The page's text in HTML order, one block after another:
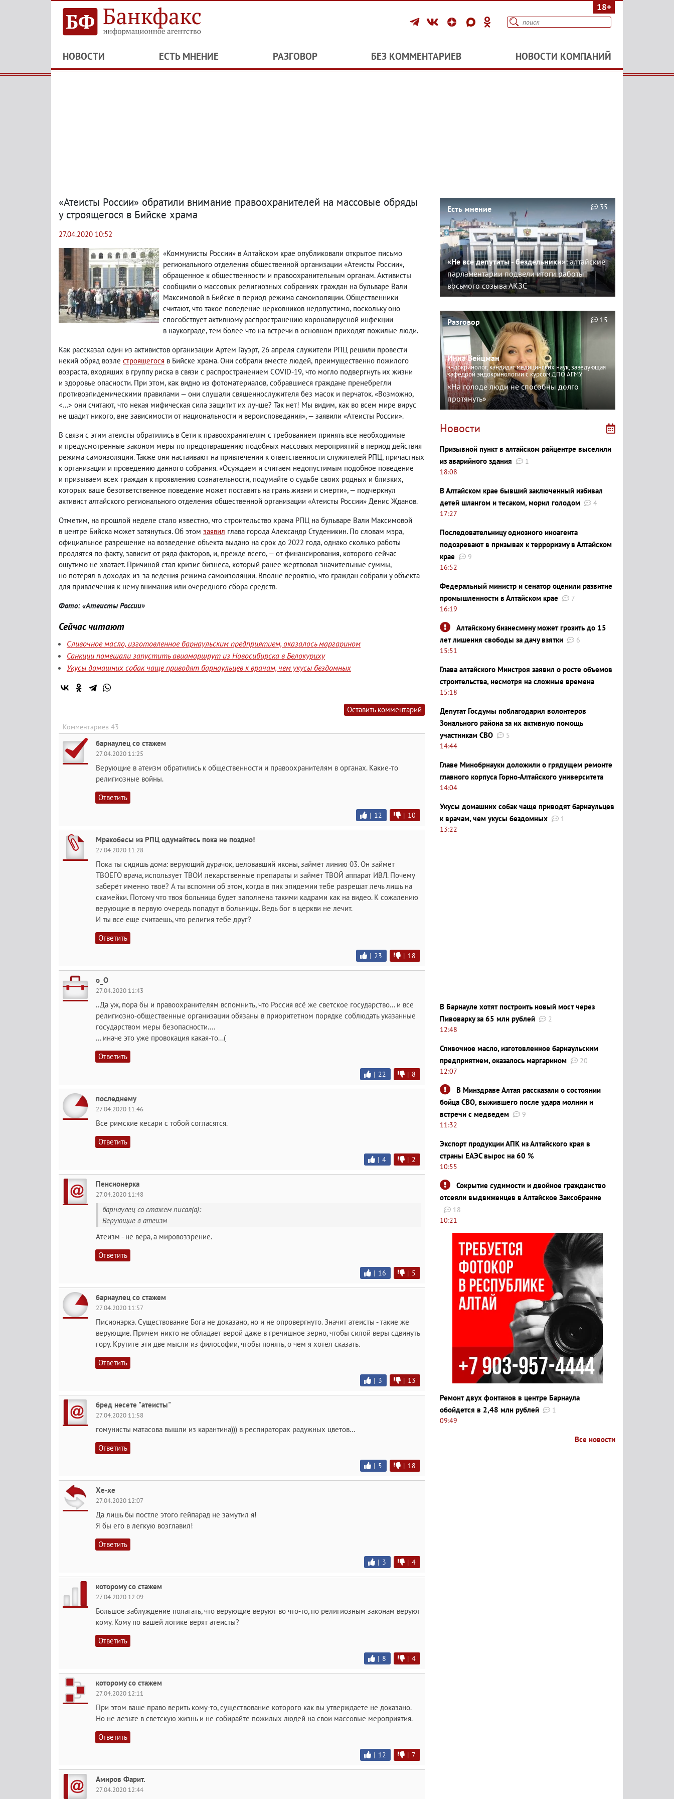
18+
НОВОСТИ ЕСТЬ МНЕНИЕ РАЗГОВОР БЕЗ КОММЕНТАРИЕВ НОВОСТИ КОМПАНИЙ
«Атеисты России» обратили внимание правоохранителей на массовые обряды
у строящегося в Бийске храма
27.04.2020 10:52
«Коммунисты России» в Алтайском крае опубликовали открытое письмо
регионального отделения общественной организации «Атеисты России»,
обращенное к общественности и правоохранительным органам. Активисты
сообщили о массовых религиозных собраниях граждан на бульваре Вали
Максимовой в Бийске в период режима самоизоляции. Общественники
считают, что такое поведение церковников недопустимо, поскольку оно
способствует активному распространению коронавирусной инфекции
в наукограде, тем более что на встречи в основном приходят пожилые люди.
Как рассказал один из активистов организации Артем Гауэрт, 26 апреля служители РПЦ решили провести
некий обряд возле строящегося в Бийске храма. Они собрали вместе людей, преимущественно пожилого
возраста, входящих в группу риска в связи с распространением COVID-19, что могло подвергнуть их жизни
и здоровье опасности. При этом, как видно из фотоматериалов, собравшиеся граждане пренебрегли
противоэпидемическими правилами — они слушали священнослужителя без масок и перчаток. «Возможно,
<…> они считают, что некая мифическая сила защитит их лучше? Так нет! Мы видим, как во всем мире вирус
не щадит никого, вне зависимости от национальности и вероисповедания», — заявили «Атеисты России».
В связи с этим атеисты обратились в Сети к правоохранителям с требованием принять все необходимые
и предусмотренные законом меры по предотвращению подобных массовых мероприятий в период действия
режима самоизоляции. Также они настаивают на привлечении к ответственности служителей РПЦ, причастных
к организации и проведению данного собрания. «Осуждаем и считаем недопустимым подобное поведение
и призываем всех граждан к проявлению сознательности, подумайте о судьбе своих родных и близких,
которых ваше безответственное поведение может поставить на грань жизни и смерти», — подчеркнул
активист алтайского регионального отделения общественной организации «Атеисты России» Денис Жданов.
Отметим, на прошлой неделе стало известно, что строительство храма РПЦ на бульваре Вали Максимовой
в центре Бийска может затянуться. Об этом заявил глава города Александр Студеникин. По словам мэра,
официальное разрешение на возведение объекта выдано на срок до 2022 года, однако сколько работы
продлятся по факту, зависит от ряда факторов, и, прежде всего, — от финансирования, которого сейчас
ощутимо не хватает. Причиной стал кризис бизнеса, который ранее жертвовал значительные суммы,
но потерял в доходах из-за ведения режима самоизоляции. Вполне вероятно, что граждан собрали у объекта
для привлечения к нему внимания или очередного сбора средств.
Фото: «Атеисты России»
Сейчас читают
Сливочное масло, изготовленное барнаульским предприятием, оказалось маргарином
Санкции помешали запустить авиамаршрут из Новосибирска в Белокуриху
Укусы домашних собак чаще приводят барнаульцев к врачам, чем укусы бездомных
Оставить комментарий
Комментариев 43
барнаулец со стажем
27.04.2020 11:25
Верующие в атеизм обратились к общественности и правоохранителям в органах. Какие-то
религиозные войны.
Ответить
| 12 | 10
Мракобесы из РПЦ одумайтесь пока не поздно!
27.04.2020 11:28
Пока ты сидишь дома: верующий дурачок, целовавший иконы, займёт линию 03. Он займет
ТВОЕГО врача, использует ТВОИ лекарственные препараты и займёт ТВОЙ аппарат ИВЛ. Почему
заберёт именно твоё? А ты вспомни об этом, когда в пик эпидемии тебе разрешат лечь лишь на
скамейки. Потому что твоя больница будет заполнена такими кадрами как на видео. К сожалению
верующие в первую очередь попадут в больницы. Ведь бог в церкви не лечит.
И ты все еще считаешь, что религия тебе друг?
Ответить
| 23 | 18
о_О
27.04.2020 11:43
..Да уж, пора бы и правоохранителям вспомнить, что Россия всё же светское государство... и все
религиозно-общественные организации обязаны в приоритетном порядке соблюдать указанные
государством меры безопасности....
... иначе это уже провокация какая-то...(
Ответить
| 22 | 8
последнему
27.04.2020 11:46
Все римские кесари с тобой согласятся.
Ответить
| 4 | 2
Пенсионерка
27.04.2020 11:48
барнаулец со стажем писал(а):
Верующие в атеизм
Атеизм - не вера, а мировоззрение.
Ответить
| 16 | 5
барнаулец со стажем
27.04.2020 11:57
Писионэркэ. Существование Бога не доказано, но и не опровергнуто. Значит атеисты - такие же
верующие. Причём никто не обладает верой даже в гречишное зерно, чтобы силой веры сдвинуть
гору. Крутите эти две мысли из философии, чтобы понять, о чём я хотел сказать.
Ответить
| 3 | 13
бред несете "атеисты"
27.04.2020 11:58
гомунисты матасова вышли из карантина))) в респираторах радужных цветов...
Ответить
| 5 | 18
Хе-хе
27.04.2020 12:07
Да лишь бы постле этого гейпарад не замутил я!
Я бы его в легкую возглавил!
Ответить
| 3 | 4
которому со стажем
27.04.2020 12:09
Большое заблуждение полагать, что верующие веруют во что-то, по религиозным законам веруют
кому. Кому по вашей логике верят атеисты?
Ответить
| 8 | 4
которому со стажем
27.04.2020 12:11
При этом ваше право верить кому-то, существование которого как вы утверждаете не доказано.
Но не лезьте в светскую жизнь и не собирайте пожилых людей на свои массовые мероприятия.
Ответить
| 12 | 7
Амиров Фарит.
27.04.2020 12:44
Есть мнение
«Не все депутаты - бездельники»:алтайские
парламентарии подвели итоги работы
восьмого созыва АКЗС
35
Разговор
Инна Вейцман
эндокринолог, кандидат медицинских наук, заведующая
кафедрой эндокринологии с курсом ДПО АГМУ
«На голоде люди не способны долго
протянуть»
15
Новости
Призывной пункт в алтайском райцентре выселили
из аварийного здания
1
18:08
В Алтайском крае бывший заключенный избивал
детей шлангом и тесаком, морил голодом
4
17:27
Последовательницу одиозного иноагента
подозревают в призывах к терроризму в Алтайском
крае
9
16:52
Федеральный министр и сенатор оценили развитие
промышленности в Алтайском крае
7
16:19
Алтайскому бизнесмену может грозить до 15
лет лишения свободы за дачу взятки
6
15:51
Глава алтайского Минстроя заявил о росте объемов
строительства, несмотря на сложные времена
15:18
Депутат Госдумы поблагодарил волонтеров
Зонального района за их активную помощь
участникам СВО
5
14:44
Главе Минобрнауки доложили о грядущем ремонте
главного корпуса Горно-Алтайского университета
14:04
Укусы домашних собак чаще приводят барнаульцев
к врачам, чем укусы бездомных
1
13:22
В Барнауле хотят построить новый мост через
Пивоварку за 65 млн рублей
2
12:48
Сливочное масло, изготовленное барнаульским
предприятием, оказалось маргарином
20
12:07
В Минздраве Алтая рассказали о состоянии
бойца СВО, выжившего после удара молнии и
встречи с медведем
9
11:32
Экспорт продукции АПК из Алтайского края в
страны ЕАЭС вырос на 60 %
10:55
Сокрытие судимости и двойное гражданство
отсеяли выдвиженцев в Алтайское Заксобрание
18
10:21
Ремонт двух фонтанов в центре Барнаула
обойдется в 2,48 млн рублей
1
09:49
Все новости